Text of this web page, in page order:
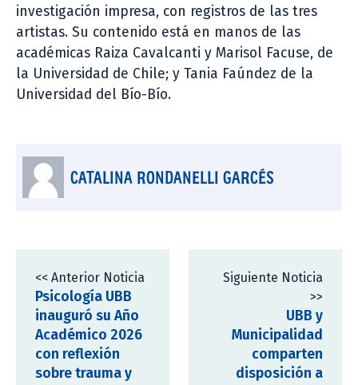
investigación impresa, con registros de las tres
artistas. Su contenido está en manos de las
académicas Raiza Cavalcanti y Marisol Facuse, de
la Universidad de Chile; y Tania Faúndez de la
Universidad del Bío-Bío.
CATALINA RONDANELLI GARCÉS
<< Anterior Noticia
Psicología UBB
inauguró su Año
Académico 2026
con reflexión
sobre trauma y
Siguiente Noticia
>>
UBB y
Municipalidad
comparten
disposición a